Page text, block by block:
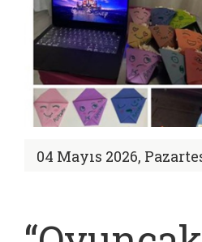
04 Mayıs 2026,